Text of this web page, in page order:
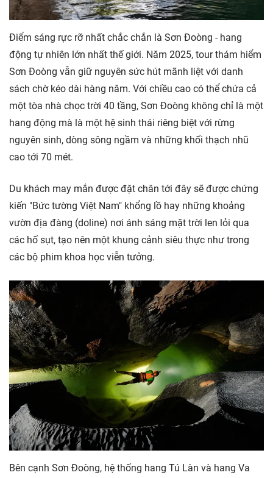
Điểm sáng rực rỡ nhất chắc chắn là Sơn Đoòng - hang
động tự nhiên lớn nhất thế giới. Năm 2025, tour thám hiểm
Sơn Đoòng vẫn giữ nguyên sức hút mãnh liệt với danh
sách chờ kéo dài hàng năm. Với chiều cao có thể chứa cả
một tòa nhà chọc trời 40 tầng, Sơn Đoòng không chỉ là một
hang động mà là một hệ sinh thái riêng biệt với rừng
nguyên sinh, dòng sông ngầm và những khối thạch nhũ
cao tới 70 mét.
Du khách may mắn được đặt chân tới đây sẽ được chứng
kiến "Bức tường Việt Nam" khổng lồ hay những khoảng
vườn địa đàng (doline) nơi ánh sáng mặt trời len lỏi qua
các hố sụt, tạo nên một khung cảnh siêu thực như trong
các bộ phim khoa học viễn tưởng.
Bên cạnh Sơn Đoòng, hệ thống hang Tú Làn và hang Va